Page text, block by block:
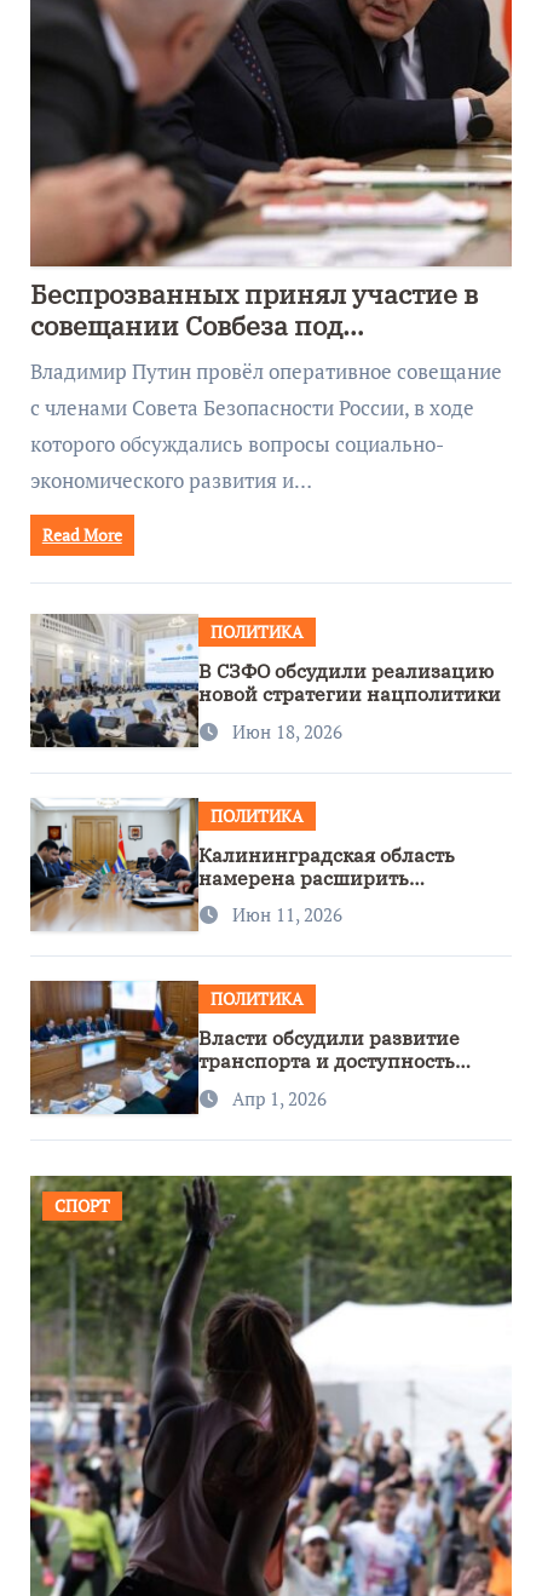
Беспрозванных принял участие в
совещании Совбеза под
руководством Путина
Владимир Путин провёл оперативное совещание
с членами Совета Безопасности России, в ходе
которого обсуждались вопросы социально-
экономического развития и…
Read More
ПОЛИТИКА
В СЗФО обсудили реализацию
новой стратегии нацполитики
Июн 18, 2026
ПОЛИТИКА
Калининградская область
намерена расширить
сотрудничество с Узбекистаном
Июн 11, 2026
ПОЛИТИКА
Власти обсудили развитие
транспорта и доступность
региона
Апр 1, 2026
СПОРТ